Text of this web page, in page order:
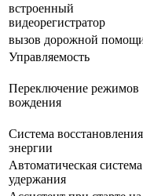
встроенный
видеорегистратор
вызов дорожной
Управляемость
Переключение режимов
вождения
Система восстановления
энергии
Автоматическая система
удержания